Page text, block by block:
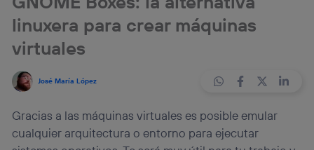
linuxera para crear máquinas
virtuales
José María López
Gracias a las máquinas virtuales es posible emular
cualquier arquitectura o entorno para ejecutar